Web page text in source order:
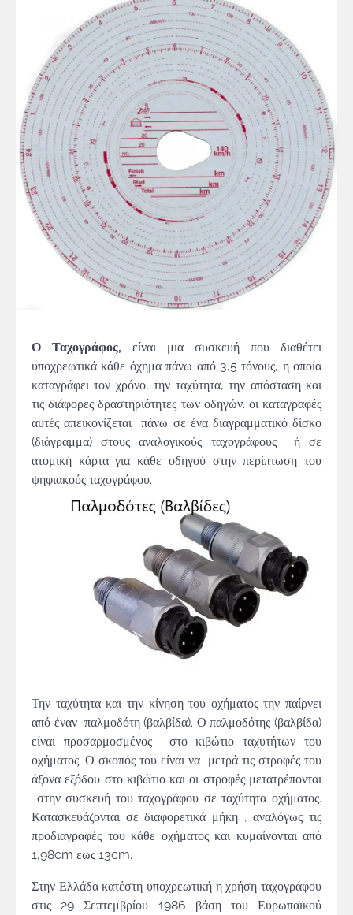
Ο Ταχογράφος, είναι μια συσκευή που διαθέτει
υποχρεωτικά κάθε όχημα πάνω από 3,5 τόνους, η οποία
καταγράφει τον χρόνο, την ταχύτητα, την απόσταση και
τις διάφορες δραστηριότητες των οδηγών. οι καταγραφές
αυτές απεικονίζεται πάνω σε ένα διαγραμματικό δίσκο
(διάγραμμα) στους αναλογικούς ταχογράφους ή σε
ατομική κάρτα για κάθε οδηγού στην περίπτωση του
ψηφιακούς ταχογράφου.
Την ταχύτητα και την κίνηση του οχήματος την παίρνει
από έναν παλμοδότη (βαλβίδα). Ο παλμοδότης (βαλβίδα)
είναι προσαρμοσμένος στο κιβώτιο ταχυτήτων του
οχήματος. Ο σκοπός του είναι να μετρά τις στροφές του
άξονα εξόδου στο κιβώτιο και οι στροφές μετατρέπονται
στην συσκευή του ταχογράφου σε ταχύτητα οχήματος.
Κατασκευάζονται σε διαφορετικά μήκη , αναλόγως τις
προδιαγραφές του κάθε οχήματος και κυμαίνονται από
1,98cm εως 13cm.
Στην Ελλάδα κατέστη υποχρεωτική η χρήση ταχογράφου
στις 29 Σεπτεμβρίου 1986 βάση του Ευρωπαϊκού